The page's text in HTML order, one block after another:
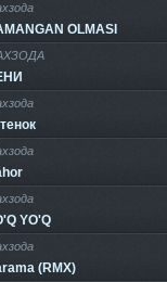
OLMASI
YO'Q
(RMX)